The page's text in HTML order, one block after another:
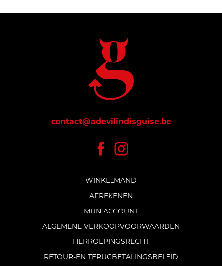
contact@adevilindisguise.be
WINKELMAND
AFREKENEN
MIJN ACCOUNT
ALGEMENE VERKOOPVOORWAARDEN
HERROEPINGSRECHT
RETOUR-EN TERUGBETALINGSBELEID